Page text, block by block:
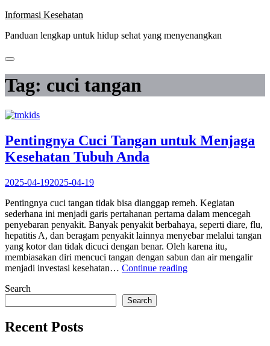
Skip
content
Informasi Kesehatan
Panduan lengkap untuk hidup sehat yang menyenangkan
Tag: cuci tangan
Pentingnya Cuci Tangan untuk Menjaga
Kesehatan Tubuh Anda
2025-04-192025-04-19
Pentingnya cuci tangan tidak bisa dianggap remeh. Kegiatan
sederhana ini menjadi garis pertahanan pertama dalam mencegah
penyebaran penyakit. Banyak penyakit berbahaya, seperti diare, flu,
hepatitis A, dan beragam penyakit lainnya menyebar melalui tangan
yang kotor dan tidak dicuci dengan benar. Oleh karena itu,
membiasakan diri mencuci tangan dengan sabun dan air mengalir
menjadi investasi kesehatan… Continue reading“Pentingnya
Search
Search
Recent Posts